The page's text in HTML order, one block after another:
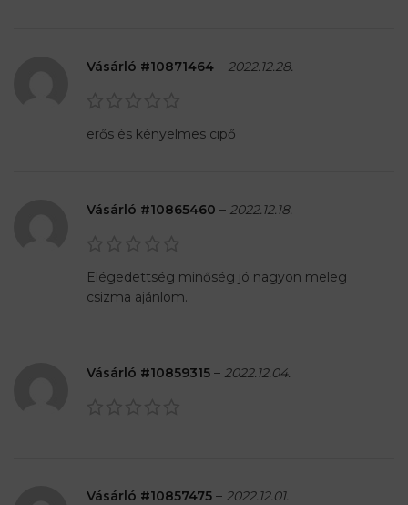
Vásárló #10871464 – 2022.12.28.
erős és kényelmes cipő
Vásárló #10865460 – 2022.12.18.
Elégedettség minőség jó nagyon meleg
csizma ajánlom.
Vásárló #10859315 – 2022.12.04.
Vásárló #10857475 – 2022.12.01.